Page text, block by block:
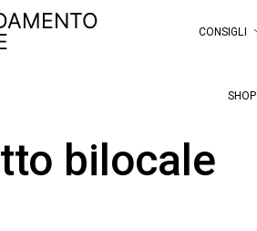
CONSIGLI
SHOP
bilocale